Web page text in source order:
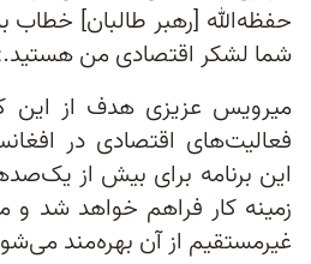
حفظه‌الله [رهبر طالبان] خطاب
شما لشکر اقتصادی من
میرویس عزیزی هدف از این
فعالیت‌های اقتصادی در
این برنامه برای بیش از
زمینه کار فراهم خواهد شد و
غیرمستقیم از آن بهره‌مند